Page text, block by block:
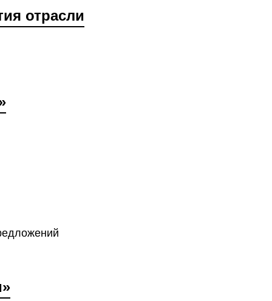
отрасли